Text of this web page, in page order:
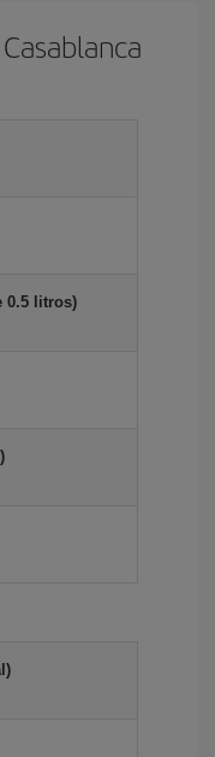
0.5 litros)